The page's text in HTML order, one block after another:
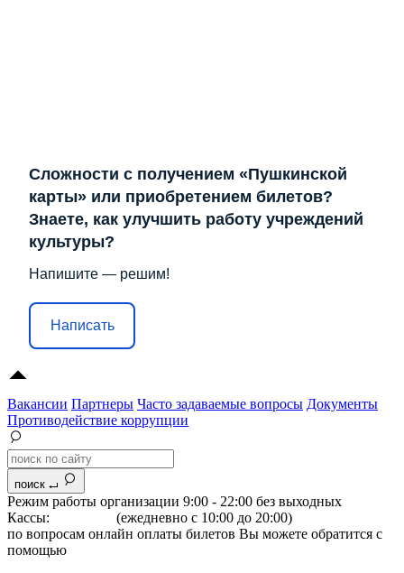
Сложности с получением «Пушкинской
карты» или приобретением билетов?
Знаете, как улучшить работу учреждений
культуры?
Напишите — решим!
Написать
Вакансии Партнеры Часто задаваемые вопросы Документы
Противодействие коррупции
поиск
Режим работы организации 9:00 - 22:00 без выходных
Кассы:
(ежедневно с 10:00 до 20:00)
по вопросам онлайн оплаты билетов Вы можете обратится с
помощью